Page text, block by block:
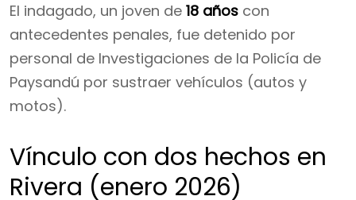
El indagado, un joven de 18 años con
antecedentes penales, fue detenido por
personal de Investigaciones de la Policía de
Paysandú por sustraer vehículos (autos y
motos).
Vínculo con dos hechos en
Rivera (enero 2026)